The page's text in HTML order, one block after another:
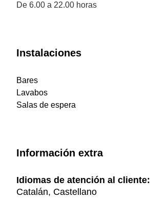
De 6.00 a 22.00 horas
Instalaciones
Bares
Lavabos
Salas de espera
Información extra
Idiomas de atención al cliente:
Catalán, Castellano